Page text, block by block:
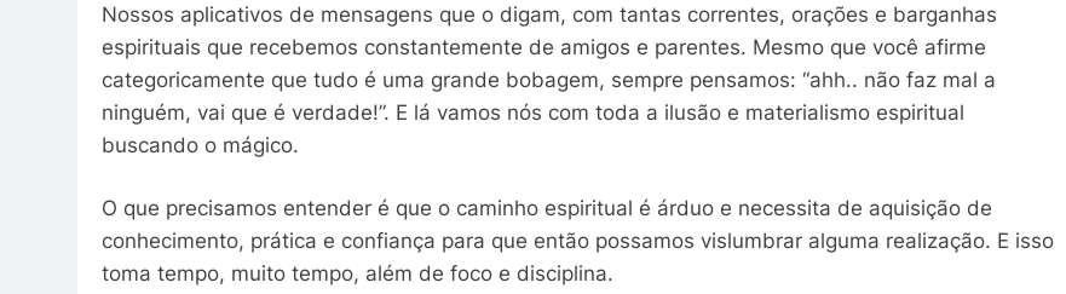
Nossos aplicativos de mensagens que o digam, com tantas correntes, orações e barganhas
espirituais que recebemos constantemente de amigos e parentes. Mesmo que você afirme
categoricamente que tudo é uma grande bobagem, sempre pensamos: “ahh.. não faz mal a
ninguém, vai que é verdade!”. E lá vamos nós com toda a ilusão e materialismo espiritual
buscando o mágico.
O que precisamos entender é que o caminho espiritual é árduo e necessita de aquisição de
conhecimento, prática e confiança para que então possamos vislumbrar alguma realização. E isso
toma tempo, muito tempo, além de foco e disciplina.